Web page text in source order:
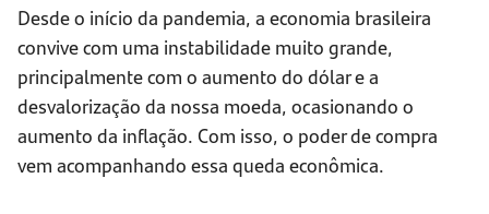
Desde o início da pandemia, a economia brasileira
convive com uma instabilidade muito grande,
principalmente com o aumento do dólar e a
desvalorização da nossa moeda, ocasionando o
aumento da inflação. Com isso, o poder de compra
vem acompanhando essa queda econômica.